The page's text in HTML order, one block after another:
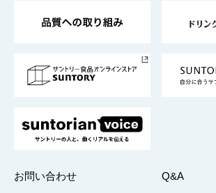
採用情報
お問い合わせ Q&A